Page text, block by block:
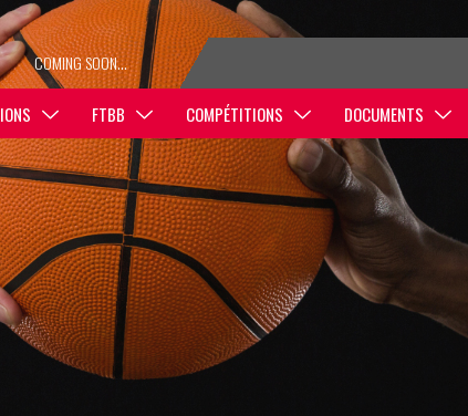
COMING SOON…
FTBB COMPÉTITIONS DOCUMENTS